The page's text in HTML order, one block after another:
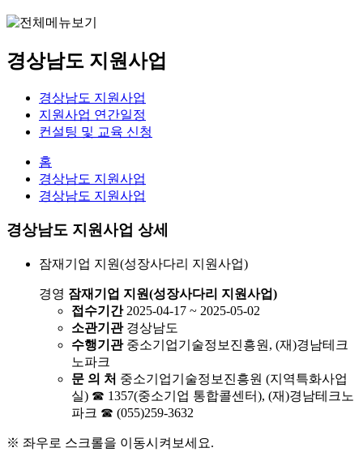
경상남도 지원사업
경상남도 지원사업
지원사업 연간일정
컨설팅 및 교육 신청
홈
경상남도 지원사업
경상남도 지원사업
경상남도 지원사업 상세
잠재기업 지원(성장사다리 지원사업)
경영 잠재기업 지원(성장사다리 지원사업)
접수기간 2025-04-17 ~ 2025-05-02
소관기관경상남도
수행기관중소기업기술정보진흥원, (재)경남테크
노파크
문 의 처 중소기업기술정보진흥원 (지역특화사업
실) ☎ 1357(중소기업 통합콜센터), (재)경남테크노
파크 ☎ (055)259-3632
※ 좌우로 스크롤을 이동시켜보세요.